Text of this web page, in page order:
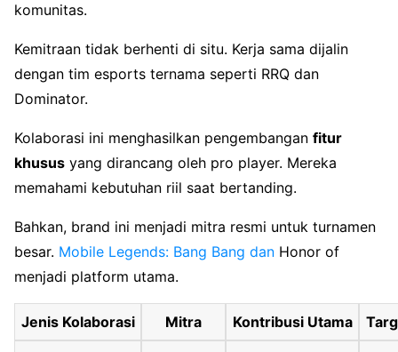
komunitas.
Kemitraan tidak berhenti di situ. Kerja sama dijalin
dengan tim esports ternama seperti RRQ dan
Dominator.
Kolaborasi ini menghasilkan pengembangan fitur
khusus yang dirancang oleh pro player. Mereka
memahami kebutuhan riil saat bertanding.
Bahkan, brand ini menjadi mitra resmi untuk turnamen
besar. Mobile Legends: Bang Bang dan Honor of
menjadi platform utama.
Jenis Kolaborasi Mitra Kontribusi Utama